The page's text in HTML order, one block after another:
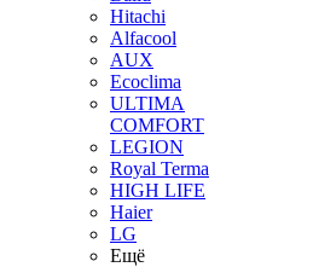
Hitachi
Alfacool
AUX
Ecoclima
ULTIMA
COMFORT
LEGION
Royal Terma
HIGH LIFE
Haier
LG
Ещё